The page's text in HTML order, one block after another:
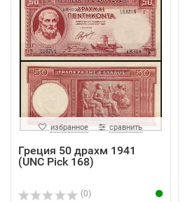
избранное сравнить
Греция 50 драхм 1941
(UNC Pick 168)
(0)